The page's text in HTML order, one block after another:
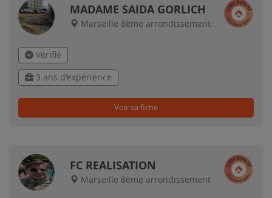
MADAME SAIDA GORLICH
Marseille 8ème arrondissement
Vérifié
3 ans d'expérience
Voir sa fiche
FC REALISATION
Marseille 8ème arrondissement